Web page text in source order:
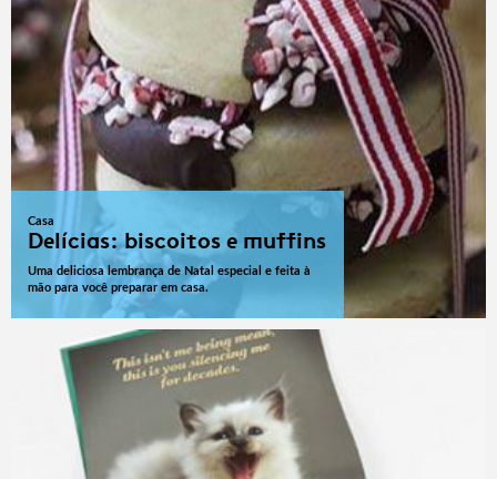
Casa
Delícias: biscoitos e muffins
Uma deliciosa lembrança de Natal especial e feita à
mão para você preparar em casa.